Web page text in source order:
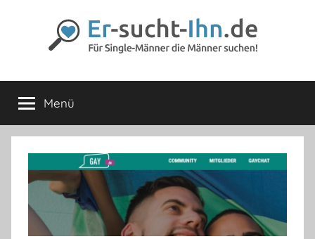
Er-
sucht-
Ihn.de
die
Männer
lieben
Menü